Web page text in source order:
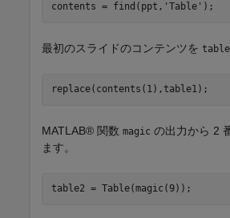
contents = find(ppt, 'Table' );
最初のスライドのコンテンツを
replace(contents(1),table1);
MATLAB® 関数 magic の出力から 2
ます。
table2 = Table(magic(9));